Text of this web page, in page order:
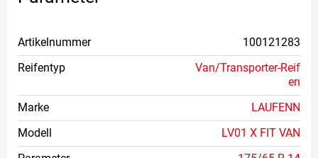
Artikelnummer
100121283
Reifentyp
Van/Transporter-Reif
en
Marke
LAUFENN
Modell
LV01 X FIT VAN